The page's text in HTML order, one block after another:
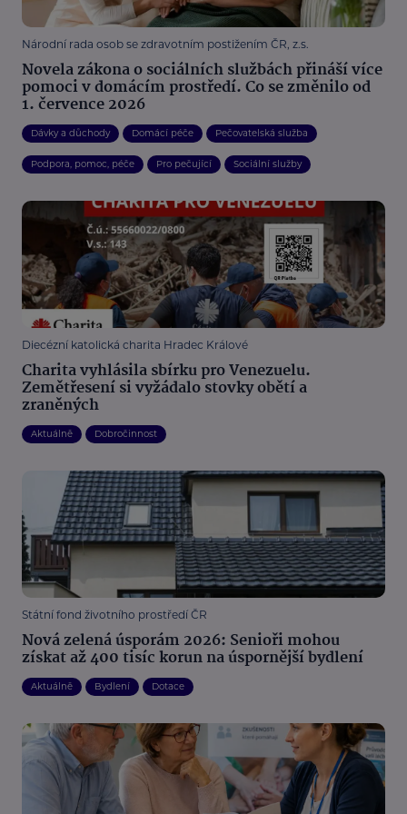
Národní rada osob se zdravotním postižením ČR, z.s.
Novela zákona o sociálních službách přináší více
pomoci v domácím prostředí. Co se změnilo od
1. července 2026
Dávky a důchody Domácí péče Pečovatelská služba
Podpora, pomoc, péče Pro pečující Sociální služby
Diecézní katolická charita Hradec Králové
Charita vyhlásila sbírku pro Venezuelu.
Zemětřesení si vyžádalo stovky obětí a
zraněných
Aktuálně Dobročinnost
Státní fond životního prostředí ČR
Nová zelená úsporám 2026: Senioři mohou
získat až 400 tisíc korun na úspornější bydlení
Aktuálně Bydlení Dotace